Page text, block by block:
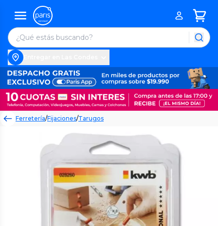
Ferretería/Fijaciones/Tarugos